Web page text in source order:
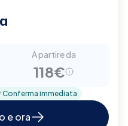
A partire da
118€
Conferma immediata
e ora